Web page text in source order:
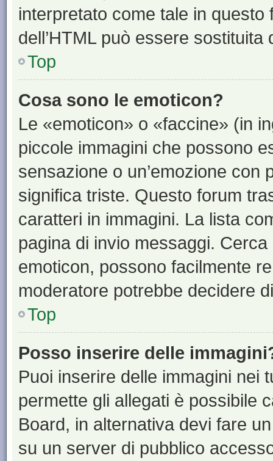
interpretato come tale in
dell’HTML può essere sostituita
Top
Cosa sono le emoticon?
Le «emoticon» o «faccine» (in
piccole immagini che possono
sensazione o un’emozione
significa triste. Questo forum
caratteri in immagini. La lista
pagina di invio messaggi.
emoticon, possono facilmente
moderatore potrebbe decidere
Top
Posso inserire delle
Puoi inserire delle immagini nei
permette gli allegati è possibile
Board, in alternativa devi fare
su un server di pubblico